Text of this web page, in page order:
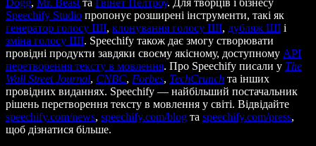
Dogg, Mr. Beast та Гвінет Пелтроу. Для творців і бізнесу
Speechify Studio пропонує розширені інструменти, такі як
генератор голосу ШІ, клонування голосу ШІ, дубляж ШІ і
зміна голосу ШІ. Speechify також дає змогу створювати
провідні продукти завдяки своєму якісному, доступному API
перетворення тексту в мовлення. Про Speechify писали у The
Wall Street Journal, CNBC, Forbes, TechCrunch та інших
провідних виданнях. Speechify — найбільший постачальник
рішень перетворення тексту в мовлення у світі. Відвідайте
speechify.com/news, speechify.com/blog та speechify.com/press,
щоб дізнатися більше.